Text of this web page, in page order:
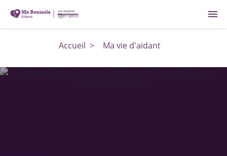
menu
Accueil > Ma vie d'aidant